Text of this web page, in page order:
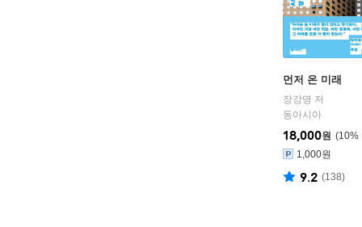
먼저 온 미래
장강명 저
동아시아
10%
18,000원
1,000원
9.2 (138)